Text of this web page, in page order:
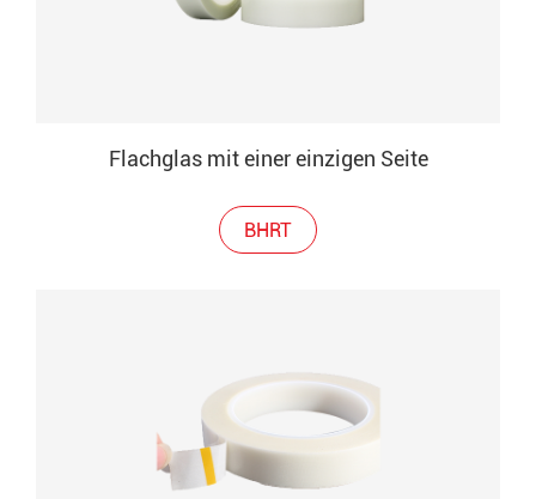
Flachglas mit einer einzigen Seite
BHRT